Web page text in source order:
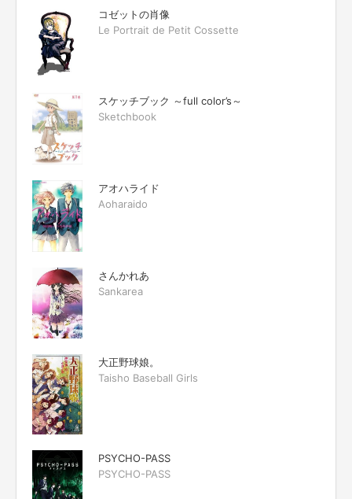
コゼットの肖像
Le Portrait de Petit Cossette
スケッチブック ～full color’s～
Sketchbook
アオハライド
Aoharaido
さんかれあ
Sankarea
大正野球娘。
Taisho Baseball Girls
PSYCHO-PASS
PSYCHO-PASS